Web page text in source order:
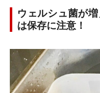
ウェルシュ菌が
は保存に注意！